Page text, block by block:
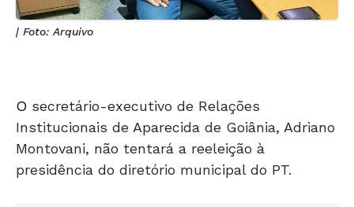
| Foto: Arquivo
O secretário-executivo de Relações
Institucionais de Aparecida de Goiânia, Adriano
Montovani, não tentará a reeleição à
presidência do diretório municipal do PT.